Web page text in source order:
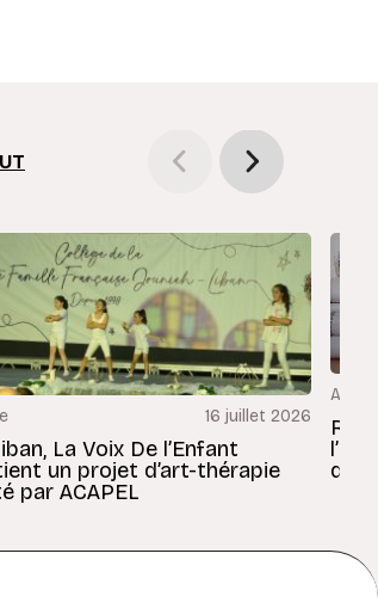
16 juillet 2026
La Voix De l’Enfant
un projet d’art-thérapie
par ACAPEL